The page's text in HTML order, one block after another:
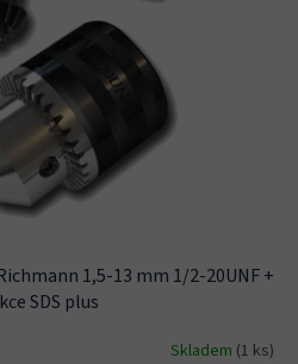
1,5-13 mm 1/2-20UNF +
SDS plus
Skladem (1 ks)